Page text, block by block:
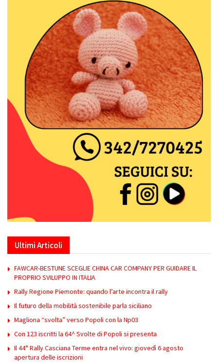
Ultimi Articoli
FAWCAR-BESTUNE SCEGLIE CHINA CAR COMPANY PER GUIDARE IL
PROPRIO SVILUPPO IN ITALIA
Rally Regione Piemonte: quando l’arte incontra il rally
Il futuro della mobilità sostenibile parla siciliano
Magliona “svolta” verso Popoli con la Np03
Con 123 iscritti la 64^ Svolte di Popoli si presenta
Il 44° Rally Casciana Terme entra nel vivo: giovedì 6 agosto
apertura delle iscrizioni